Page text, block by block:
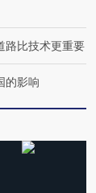
螂”的印
飞地休达
路比技术更重要
的影响